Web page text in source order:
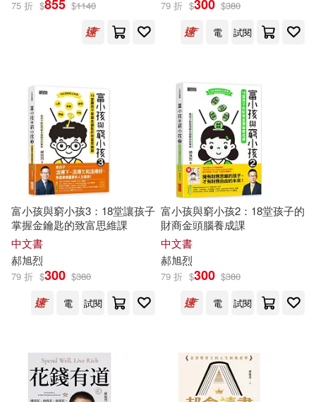
75 折 $855 $1140 79 折 $300 $380
電
試閱
富小孩與窮小孩3：18堂讓孩子
掌握金鑰匙的致富思維課
中文書
郝旭烈
79 折 $300 $380
電
試閱
富小孩與窮小孩2：18堂孩子的
財商金頭腦養成課
中文書
郝旭烈
79 折 $300 $380
電
試閱